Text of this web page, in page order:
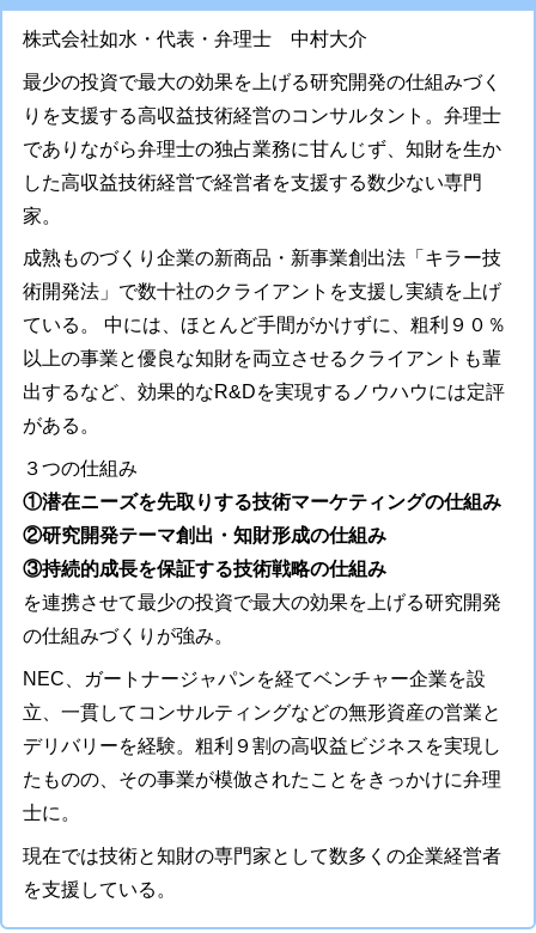
株式会社如水・代表・弁理士 中村大介
最少の投資で最大の効果を上げる研究開発の仕組みづく
りを支援する高収益技術経営のコンサルタント。弁理士
でありながら弁理士の独占業務に甘んじず、知財を生か
した高収益技術経営で経営者を支援する数少ない専門
家。
成熟ものづくり企業の新商品・新事業創出法「キラー技
術開発法」で数十社のクライアントを支援し実績を上げ
ている。 中には、ほとんど手間がかけずに、粗利９０％
以上の事業と優良な知財を両立させるクライアントも輩
出するなど、効果的なR&Dを実現するノウハウには定評
がある。
３つの仕組み
①潜在ニーズを先取りする技術マーケティングの仕組み
②研究開発テーマ創出・知財形成の仕組み
③持続的成長を保証する技術戦略の仕組み
を連携させて最少の投資で最大の効果を上げる研究開発
の仕組みづくりが強み。
NEC、ガートナージャパンを経てベンチャー企業を設
立、一貫してコンサルティングなどの無形資産の営業と
デリバリーを経験。粗利９割の高収益ビジネスを実現し
たものの、その事業が模倣されたことをきっかけに弁理
士に。
現在では技術と知財の専門家として数多くの企業経営者
を支援している。